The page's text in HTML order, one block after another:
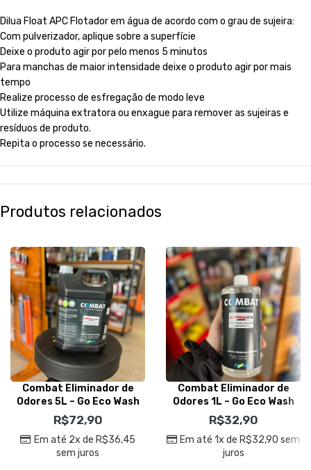
Dilua Float APC Flotador em água de acordo com o grau de sujeira:
Com pulverizador, aplique sobre a superfície
Deixe o produto agir por pelo menos 5 minutos
Para manchas de maior intensidade deixe o produto agir por mais
tempo
Realize processo de esfregação de modo leve
Utilize máquina extratora ou enxague para remover as sujeiras e
resíduos de produto.
Repita o processo se necessário.
Produtos relacionados
Combat Eliminador de
Odores 5L – Go Eco Wash
R$72,90
Em até 2x de R$36,45
sem juros
Combat Eliminador de
Odores 1L – Go Eco Wash
R$32,90
Em até 1x de R$32,90 sem
juros